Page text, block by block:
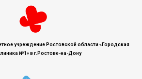
учреждение Ростовской области «Городская
№1» в г.Ростове-на-Дону